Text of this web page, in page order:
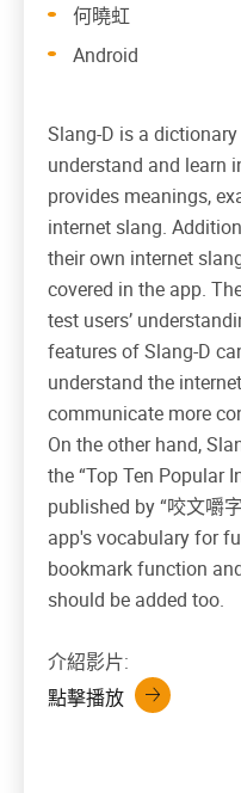
何曉虹
Android
Slang-D is a
understand and learn
provides meanings,
internet slang.
their own internet
covered in the app.
test users’
features of Slang-D
understand the
communicate more
On the other hand,
the “Top Ten Popular
published by “咬文嚼
app's vocabulary for
bookmark function
should be added too.
介紹影片:
點擊播放